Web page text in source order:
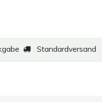
Standardversand